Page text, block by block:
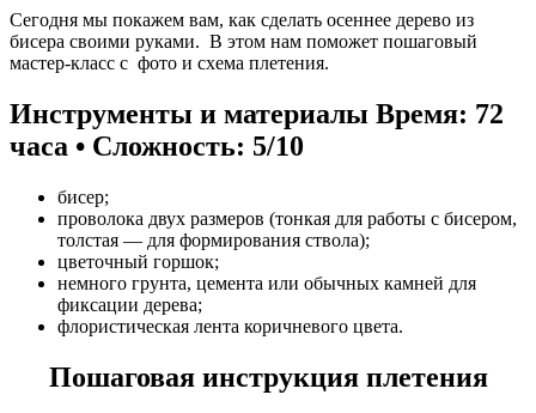
Сегодня мы покажем вам, как сделать осеннее дерево из
бисера своими руками. В этом нам поможет пошаговый
мастер-класс с фото и схема плетения.
Инструменты и материалы Время: 72
часа • Сложность: 5/10
бисер;
проволока двух размеров (тонкая для работы с бисером,
толстая — для формирования ствола);
цветочный горшок;
немного грунта, цемента или обычных камней для
фиксации дерева;
флористическая лента коричневого цвета.
Пошаговая инструкция плетения